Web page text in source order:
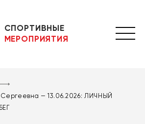
СПОРТИВНЫЕ
МЕРОПРИЯТИЯ
— 13.06.2026: ЛИЧНЫЙ